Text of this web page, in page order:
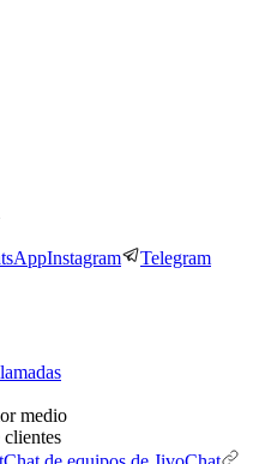
Instagram Telegram
medio
clientes